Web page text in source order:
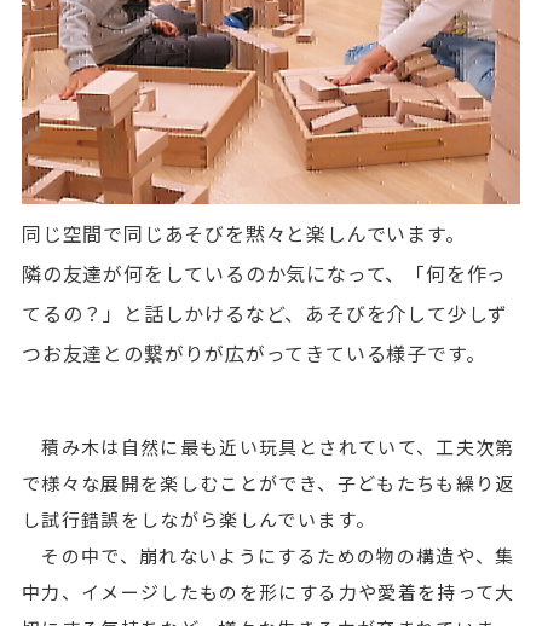
同じ空間で同じあそびを黙々と楽しんでいます。
隣の友達が何をしているのか気になって、「何を作っ
てるの？」と話しかけるなど、あそびを介して少しず
つお友達との繋がりが広がってきている様子です。
積み木は自然に最も近い玩具とされていて、工夫次第
で様々な展開を楽しむことができ、子どもたちも繰り返
し試行錯誤をしながら楽しんでいます。
その中で、崩れないようにするための物の構造や、集
中力、イメージしたものを形にする力や愛着を持って大